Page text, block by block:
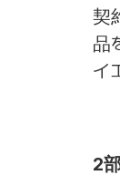
契
品
イ
2